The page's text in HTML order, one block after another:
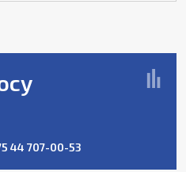
44 707-00-53